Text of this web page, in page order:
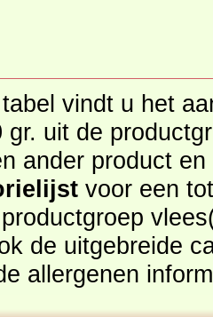
vindt u het
vis, kip
product en de
voor een totaal overzicht of bekijk alle
de uitgebreide
als deze beschikbaar